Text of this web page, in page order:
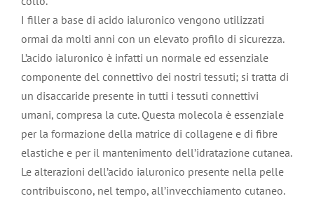
I filler a base di acido ialuronico vengono utilizzati
ormai da molti anni con un elevato profilo di sicurezza.
L’acido ialuronico è infatti un normale ed essenziale
componente del connettivo dei nostri tessuti; si tratta di
un disaccaride presente in tutti i tessuti connettivi
umani, compresa la cute. Questa molecola è essenziale
per la formazione della matrice di collagene e di fibre
elastiche e per il mantenimento dell’idratazione cutanea.
Le alterazioni dell’acido ialuronico presente nella pelle
contribuiscono, nel tempo, all’invecchiamento cutaneo.